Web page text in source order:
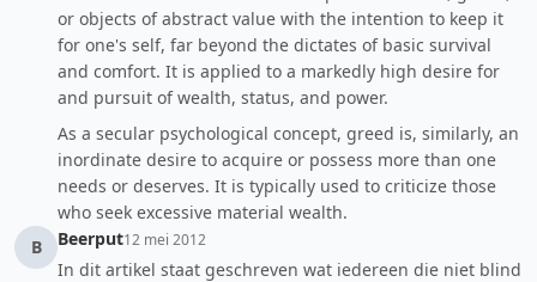
or objects of abstract value with the intention to keep it
for one's self, far beyond the dictates of basic survival
and comfort. It is applied to a markedly high desire for
and pursuit of wealth, status, and power.
As a secular psychological concept, greed is, similarly, an
inordinate desire to acquire or possess more than one
needs or deserves. It is typically used to criticize those
who seek excessive material wealth.
B
Beerput12 mei 2012
In dit artikel staat geschreven wat iedereen die niet blind